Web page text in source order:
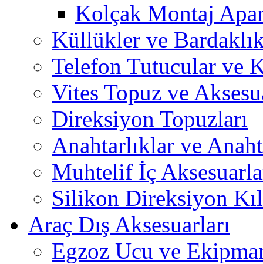
Kolçak Montaj
Küllükler ve
Telefon Tutucular ve
Vites Topuz ve
Direksiyon Topuzları
Anahtarlıklar ve
Muhtelif İç
Silikon Direksiyon
Araç Dış Aksesuarları
Egzoz Ucu ve